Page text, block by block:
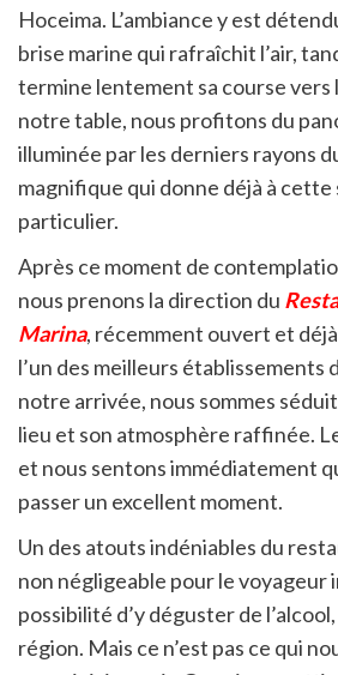
Hoceima. L’ambiance y est
brise marine qui rafraîchit l’air,
termine lentement sa course vers
notre table, nous profitons du
illuminée par les derniers rayons
magnifique qui donne déjà à
particulier.
Après ce moment de
nous prenons la direction du
Marina, récemment ouvert et
l’un des meilleurs établissements
notre arrivée, nous sommes
lieu et son atmosphère raffinée.
et nous sentons immédiatement
passer un excellent moment.
Un des atouts indéniables du
non négligeable pour le voyageur
possibilité d’y déguster de
région. Mais ce n’est pas ce qui